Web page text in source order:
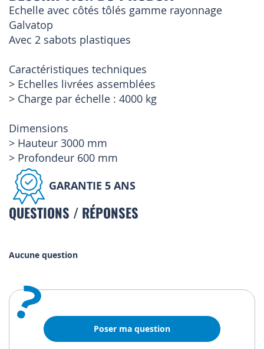
Echelle avec côtés tôlés gamme rayonnage
Galvatop
Avec 2 sabots plastiques
Caractéristiques techniques
> Echelles livrées assemblées
> Charge par échelle : 4000 kg
Dimensions
> Hauteur 3000 mm
> Profondeur 600 mm
GARANTIE 5 ANS
QUESTIONS / RÉPONSES
Aucune question
? Poser ma question